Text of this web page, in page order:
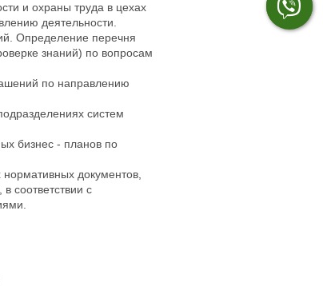
и охраны труда в цехах
деятельности.
Определение перечня
знаний) по вопросам
по направлению
систем
бизнес - планов по
документов,
соответствии с